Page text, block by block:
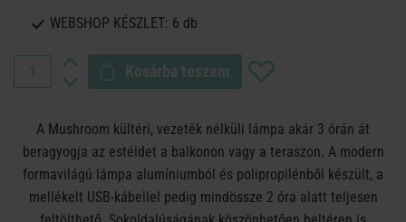
WEBSHOP KÉSZLET: 6 db
Kosárba teszem
A Mushroom kültéri, vezeték nélküli lámpa akár 3 órán át
beragyogja az estéidet a balkonon vagy a teraszon. A modern
formavilágú lámpa alumíniumból és polipropilénből készült, a
mellékelt USB-kábellel pedig mindössze 2 óra alatt teljesen